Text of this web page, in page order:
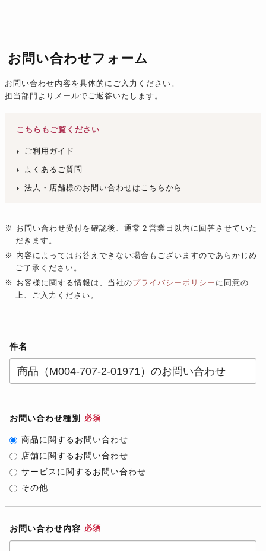
お問い合わせフォーム
お問い合わせ内容を具体的にご入力ください。
担当部門よりメールでご返答いたします。
こちらもご覧ください
ご利用ガイド
よくあるご質問
法人・店舗様のお問い合わせはこちらから
※ お問い合わせ受付を確認後、通常２営業日以内に回答させていた
だきます。
※ 内容によってはお答えできない場合もございますのであらかじめ
ご了承ください。
※ お客様に関する情報は、当社のプライバシーポリシー に同意の
上、ご入力ください。
件名
お問い合わせ種別 必須
商品に関するお問い合わせ
店舗に関するお問い合わせ
サービスに関するお問い合わせ
その他
お問い合わせ内容 必須